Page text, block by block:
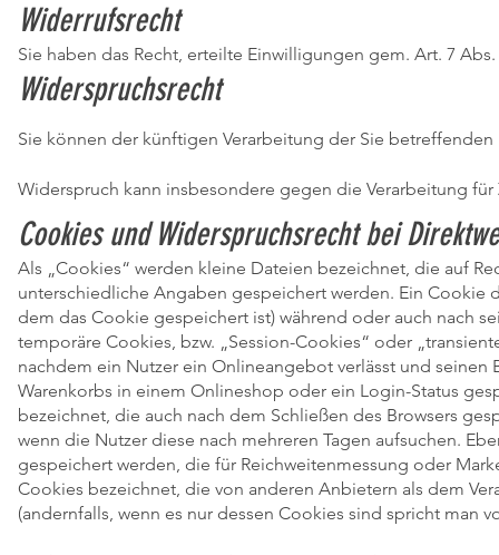
Widerrufsrecht
Sie haben das Recht, erteilte Einwilligungen gem. Art. 7
Widerspruchsrecht
Sie können der künftigen Verarbeitung der Sie
Widerspruch kann insbesondere gegen die Verarbeitung
Cookies und Widerspruchsrecht bei
Als „Cookies“ werden kleine Dateien bezeichnet, die auf
unterschiedliche Angaben gespeichert werden. Ein Cookie
dem das Cookie gespeichert ist) während oder auch nach
temporäre Cookies, bzw. „Session-Cookies“ oder
nachdem ein Nutzer ein Onlineangebot verlässt und
Warenkorbs in einem Onlineshop oder ein Login-Status
bezeichnet, die auch nach dem Schließen des Browsers
wenn die Nutzer diese nach mehreren Tagen aufsuchen.
gespeichert werden, die für Reichweitenmessung oder
Cookies bezeichnet, die von anderen Anbietern als dem
(andernfalls, wenn es nur dessen Cookies sind spricht man